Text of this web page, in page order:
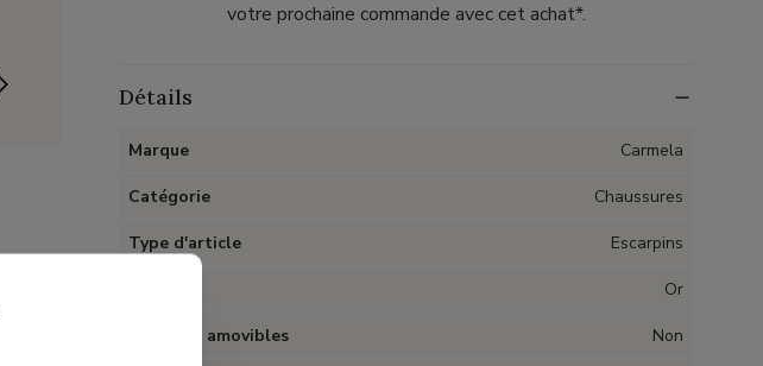
votre prochaine commande avec cet achat*.
Détails
Marque Carmela
Catégorie Chaussures
Type d'article Escarpins
Or
Semelles amovibles Non